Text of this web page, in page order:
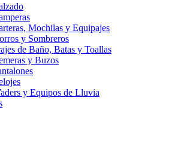
Mochilas y Equipajes
y Sombreros
de Baño, Batas y Toallas
y Buzos
y Equipos de Lluvia